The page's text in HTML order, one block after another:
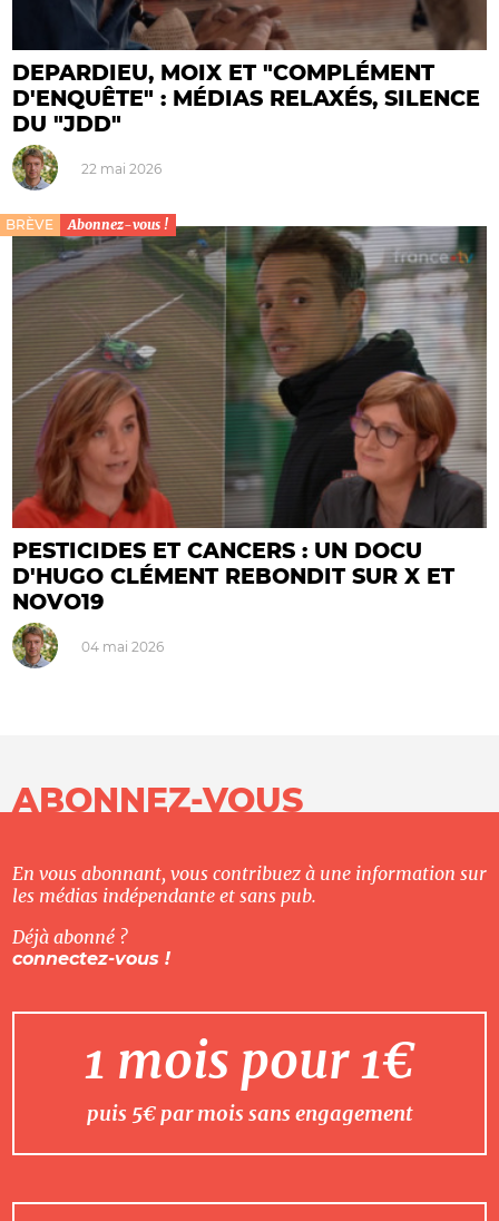
DEPARDIEU, MOIX ET "COMPLÉMENT
D'ENQUÊTE" : MÉDIAS RELAXÉS, SILENCE
DU "JDD"
22 mai 2026
BRÈVE Abonnez-vous !
PESTICIDES ET CANCERS : UN DOCU
D'HUGO CLÉMENT REBONDIT SUR X ET
NOVO19
04 mai 2026
ABONNEZ-VOUS
En vous abonnant, vous contribuez à une information sur
les médias indépendante et sans pub.
Déjà abonné ?
connectez-vous !
1 mois pour 1€
puis 5€ par mois sans engagement